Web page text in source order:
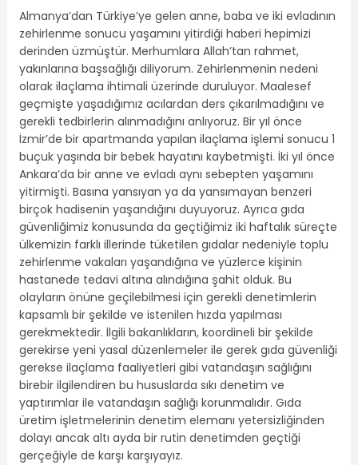
Almanya’dan Türkiye’ye gelen anne, baba ve iki evladının
zehirlenme sonucu yaşamını yitirdiği haberi hepimizi
derinden üzmüştür. Merhumlara Allah’tan rahmet,
yakınlarına başsağlığı diliyorum. Zehirlenmenin nedeni
olarak ilaçlama ihtimali üzerinde duruluyor. Maalesef
geçmişte yaşadığımız acılardan ders çıkarılmadığını ve
gerekli tedbirlerin alınmadığını anlıyoruz. Bir yıl önce
İzmir’de bir apartmanda yapılan ilaçlama işlemi sonucu 1
buçuk yaşında bir bebek hayatını kaybetmişti. İki yıl önce
Ankara’da bir anne ve evladı aynı sebepten yaşamını
yitirmişti. Basına yansıyan ya da yansımayan benzeri
birçok hadisenin yaşandığını duyuyoruz. Ayrıca gıda
güvenliğimiz konusunda da geçtiğimiz iki haftalık süreçte
ülkemizin farklı illerinde tüketilen gıdalar nedeniyle toplu
zehirlenme vakaları yaşandığına ve yüzlerce kişinin
hastanede tedavi altına alındığına şahit olduk. Bu
olayların önüne geçilebilmesi için gerekli denetimlerin
kapsamlı bir şekilde ve istenilen hızda yapılması
gerekmektedir. İlgili bakanlıkların, koordineli bir şekilde
gerekirse yeni yasal düzenlemeler ile gerek gıda güvenliği
gerekse ilaçlama faaliyetleri gibi vatandaşın sağlığını
birebir ilgilendiren bu hususlarda sıkı denetim ve
yaptırımlar ile vatandaşın sağlığı korunmalıdır. Gıda
üretim işletmelerinin denetim elemanı yetersizliğinden
dolayı ancak altı ayda bir rutin denetimden geçtiği
gerçeğiyle de karşı karşıyayız.